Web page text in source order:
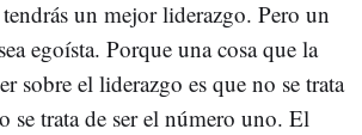
un mejor liderazgo. Pero un
egoísta. Porque una cosa que la
sobre el liderazgo es que no se trata
se trata de ser el número uno. El